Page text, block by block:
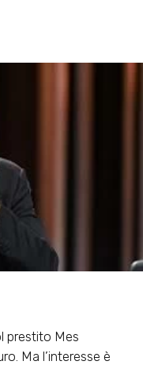
prestito Mes
Ma l’interesse è